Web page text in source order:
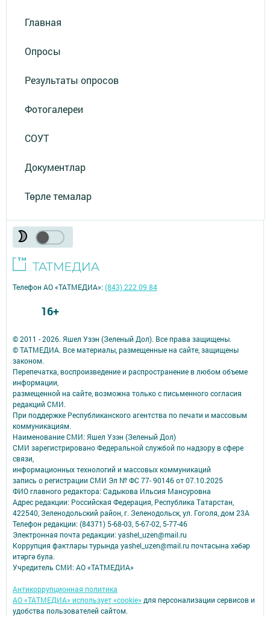
Главная
Опросы
Результаты опросов
Фотогалереи
СОУТ
Документлар
Төрле темалар
© 2011 - 2026. Яшел Узэн (Зеленый Дол). Все права защищены.
© ТАТМЕДИА. Все материалы, размещенные на сайте, защищены
законом.
Перепечатка, воспроизведение и распространение в любом объеме
информации,
размещенной на сайте, возможна только с письменного согласия
редакций СМИ.
При поддержке Республиканского агентства по печати и массовым
коммуникациям.
Наименование СМИ: Яшел Узэн (Зеленый Дол)
СМИ зарегистрировано Федеральной службой по надзору в сфере
связи,
информационных технологий и массовых коммуникаций
запись о регистрации СМИ Эл № ФС 77- 90146 от 07.10.2025
ФИО главного редактора: Садыкова Ильсия Мансуровна
Адрес редакции: Российская Федерация, Республика Татарстан,
422540, Зеленодольский район, г. Зеленодольск, ул. Гоголя, дом 23А
Телефон редакции: (84371) 5-68-03, 5-67-02, 5-77-46
Электронная почта редакции: yashel_uzen@mail.ru
Коррупция фактлары турында yashel_uzen@mail.ru почтасына хәбәр
итәргә була.
Учредитель СМИ: АО «ТАТМЕДИА»
Антикоррупционная политика
АО «ТАТМЕДИА» использует «cookie» для персонализации сервисов и
удобства пользователей сайтом.
Телефон АО «ТАТМЕДИА»:(843) 222 09 84
16+